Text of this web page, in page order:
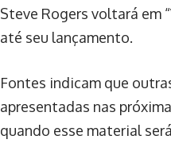
Steve Rogers voltará em
até seu lançamento.
Fontes indicam que
apresentadas nas
quando esse material